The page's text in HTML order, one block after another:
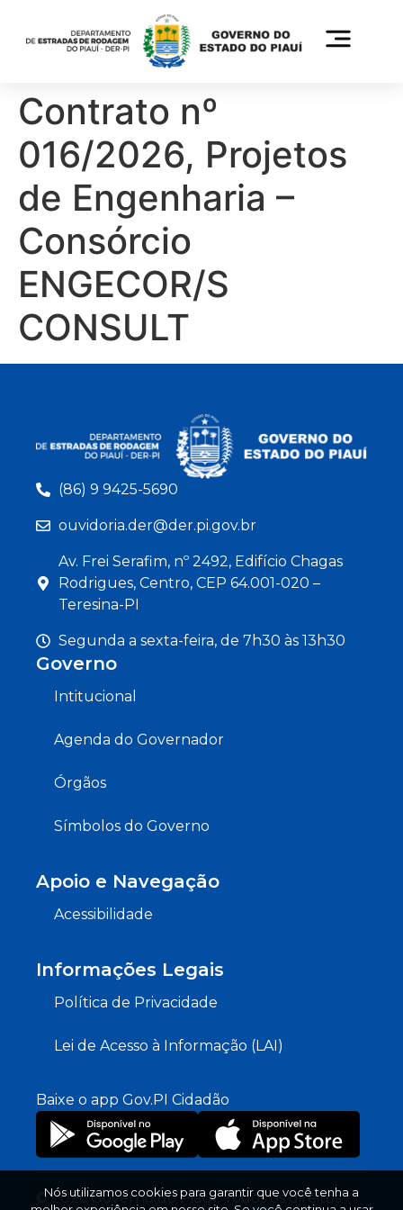
Contrato nº
016/2026, Projetos
de Engenharia –
Consórcio
ENGECOR/S
CONSULT
(86) 9 9425-5690
ouvidoria.der@der.pi.gov.br
Av. Frei Serafim, nº 2492, Edifício Chagas
Rodrigues, Centro, CEP 64.001-020 –
Teresina-PI
Segunda a sexta-feira, de 7h30 às 13h30
Governo
Intitucional
Agenda do Governador
Órgãos
Símbolos do Governo
Apoio e Navegação
Acessibilidade
Informações Legais
Política de Privacidade
Lei de Acesso à Informação (LAI)
Baixe o app Gov.PI Cidadão
© 2026 Governo do Piauí. Todos os direitos
Nós utilizamos cookies para garantir que você tenha a